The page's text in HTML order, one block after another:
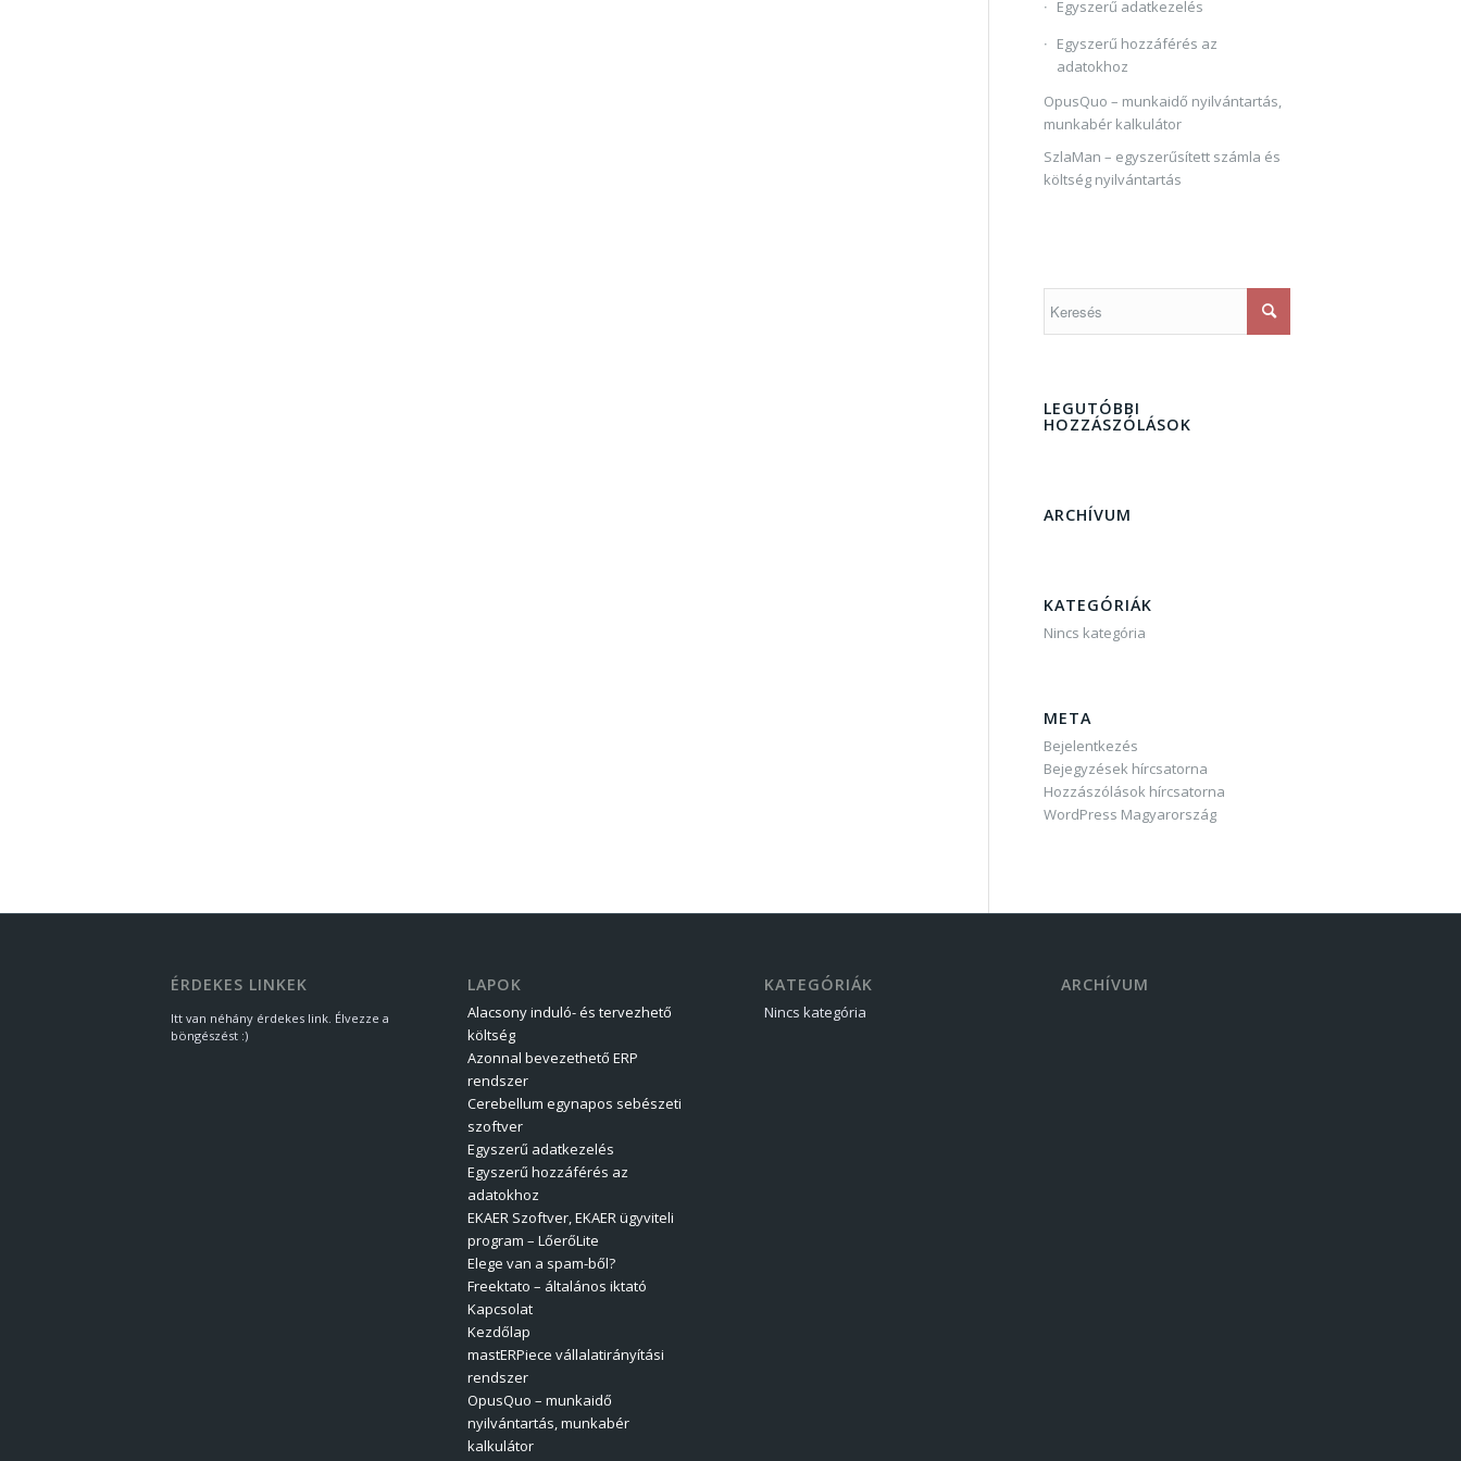
Egyszerű adatkezelés
Egyszerű hozzáférés az
adatokhoz
OpusQuo – munkaidő nyilvántartás,
munkabér kalkulátor
SzlaMan – egyszerűsített számla és
költség nyilvántartás
LEGUTÓBBI
HOZZÁSZÓLÁSOK
ARCHÍVUM
KATEGÓRIÁK
Nincs kategória
META
Bejelentkezés
Bejegyzések hírcsatorna
Hozzászólások hírcsatorna
WordPress Magyarország
ÉRDEKES LINKEK
Itt van néhány érdekes link. Élvezze a
böngészést :)
LAPOK
Alacsony induló- és tervezhető
költség
Azonnal bevezethető ERP
rendszer
Cerebellum egynapos sebészeti
szoftver
Egyszerű adatkezelés
Egyszerű hozzáférés az
adatokhoz
EKAER Szoftver, EKAER ügyviteli
program – LőerőLite
Elege van a spam-ből?
Freektato – általános iktató
Kapcsolat
Kezdőlap
mastERPiece vállalatirányítási
rendszer
OpusQuo – munkaidő
nyilvántartás, munkabér
kalkulátor
KATEGÓRIÁK
Nincs kategória
ARCHÍVUM